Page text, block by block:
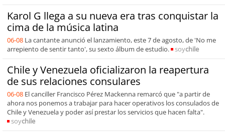
Karol G llega a su nueva era tras conquistar la
cima de la música latina
06-08 La cantante anunció el lanzamiento, este 7 de agosto, de 'No me
arrepiento de sentir tanto', su sexto álbum de estudio.
soychile
Chile y Venezuela oficializaron la reapertura
de sus relaciones consulares
06-08 El canciller Francisco Pérez Mackenna remarcó que "a partir de
ahora nos ponemos a trabajar para hacer operativos los consulados de
Chile y Venezuela y poder así prestar los servicios que hacen falta".
soychile